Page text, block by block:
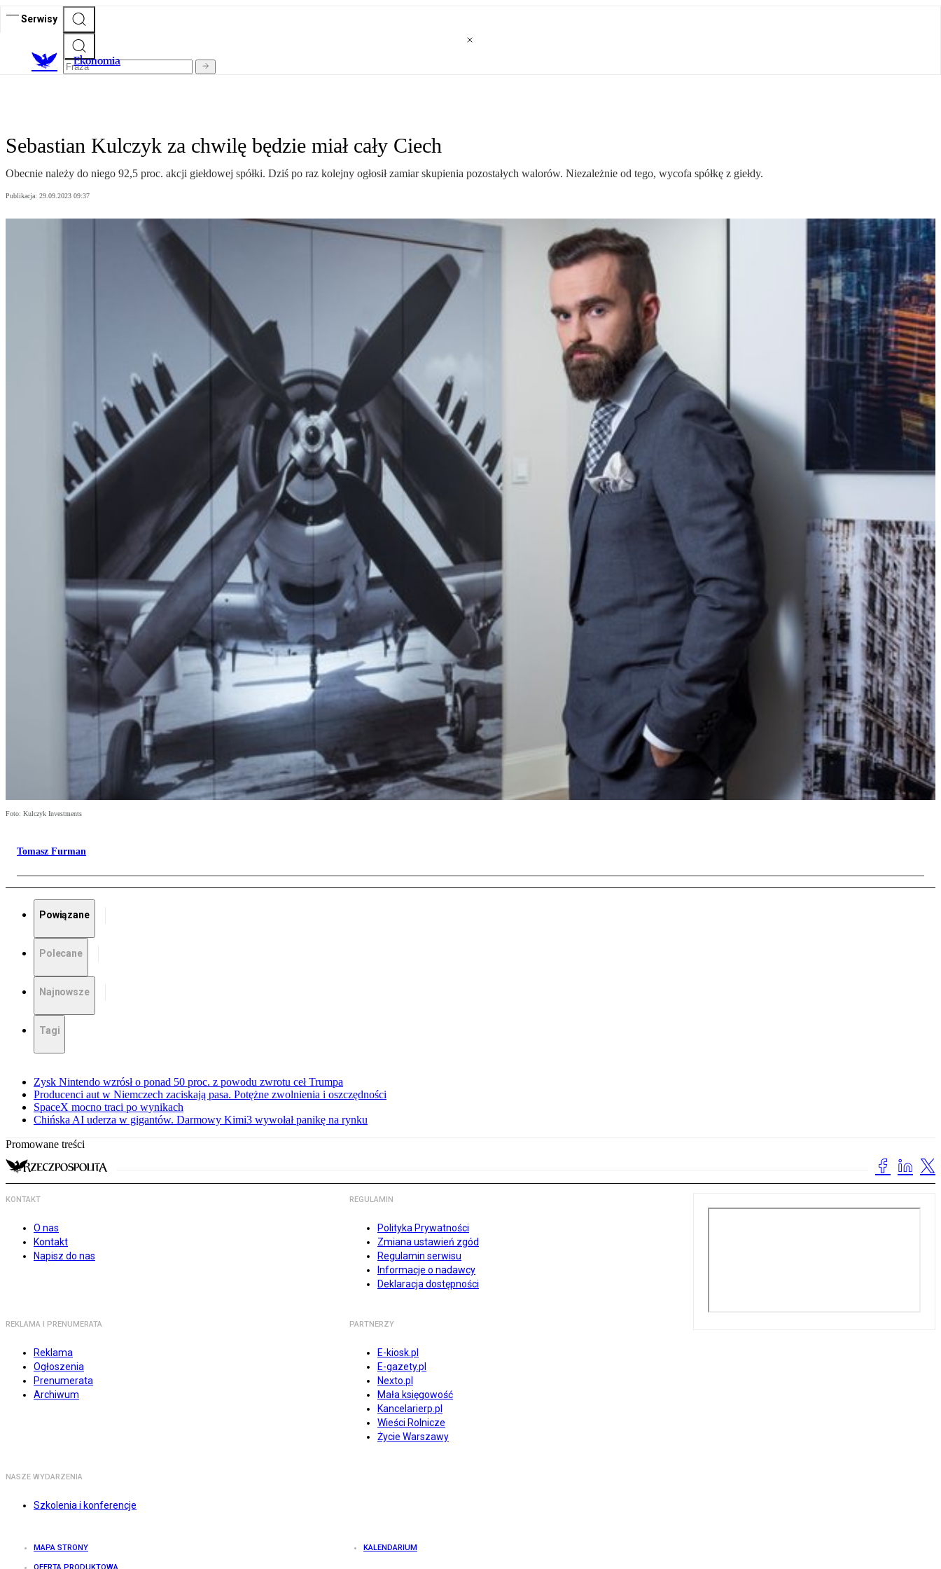
Serwisy
Ekonomia
Sebastian Kulczyk za chwilę będzie miał cały Ciech
Obecnie należy do niego 92,5 proc. akcji giełdowej spółki. Dziś po raz kolejny ogłosił zamiar skupienia pozostałych walorów. Niezależnie od tego, wycofa spółkę z giełdy.
Publikacja: 29.09.2023 09:37
Foto: Kulczyk Investments
Tomasz Furman
Powiązane
Polecane
Najnowsze
Tagi
Zysk Nintendo wzrósł o ponad 50 proc. z powodu zwrotu ceł Trumpa
Producenci aut w Niemczech zaciskają pasa. Potężne zwolnienia i oszczędności
SpaceX mocno traci po wynikach
Chińska AI uderza w gigantów. Darmowy Kimi3 wywołał panikę na rynku
Promowane treści
KONTAKT
O nas
Kontakt
Napisz do nas
REGULAMIN
Polityka Prywatności
Zmiana ustawień zgód
Regulamin serwisu
Informacje o nadawcy
Deklaracja dostępności
REKLAMA I PRENUMERATA
Reklama
Ogłoszenia
Prenumerata
Archiwum
PARTNERZY
E-kiosk.pl
E-gazety.pl
Nexto.pl
Mała księgowość
Kancelarierp.pl
Wieści Rolnicze
Życie Warszawy
NASZE WYDARZENIA
Szkolenia i konferencje
MAPA STRONY KALENDARIUM